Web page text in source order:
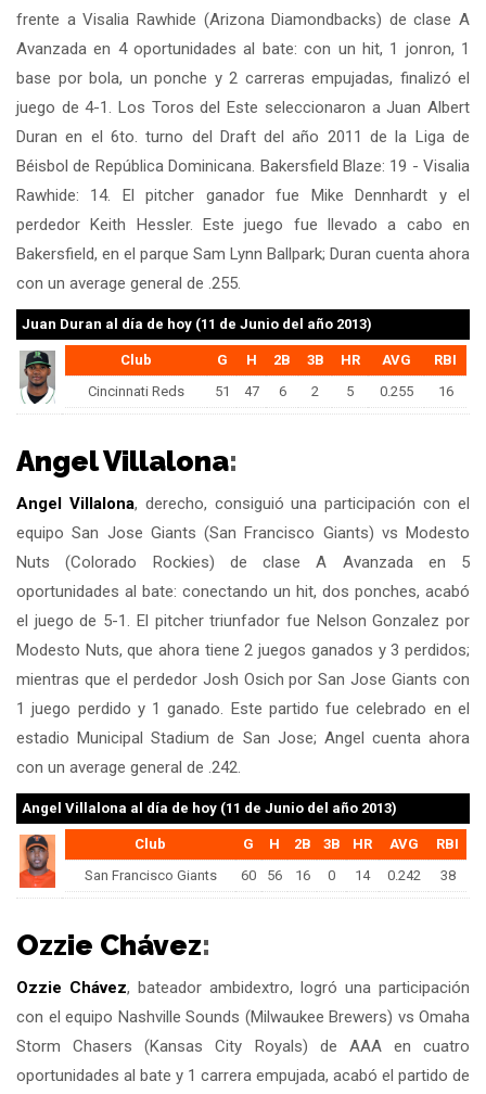
frente a Visalia Rawhide (Arizona Diamondbacks) de clase A
Avanzada en 4 oportunidades al bate: con un hit, 1 jonron, 1
base por bola, un ponche y 2 carreras empujadas, finalizó el
juego de 4-1. Los Toros del Este seleccionaron a Juan Albert
Duran en el 6to. turno del Draft del año 2011 de la Liga de
Béisbol de República Dominicana. Bakersfield Blaze: 19 - Visalia
Rawhide: 14. El pitcher ganador fue Mike Dennhardt y el
perdedor Keith Hessler. Este juego fue llevado a cabo en
Bakersfield, en el parque Sam Lynn Ballpark; Duran cuenta ahora
con un average general de .255.
Juan Duran al día de hoy (11 de Junio del año 2013)
Club G H 2B 3B HR AVG
RBI
Cincinnati Reds
51 47 6 2 5 0.255 16
Angel Villalona:
Angel Villalona, derecho, consiguió una participación con el
equipo San Jose Giants (San Francisco Giants) vs Modesto
Nuts (Colorado Rockies) de clase A Avanzada en 5
oportunidades al bate: conectando un hit, dos ponches, acabó
el juego de 5-1. El pitcher triunfador fue Nelson Gonzalez por
Modesto Nuts, que ahora tiene 2 juegos ganados y 3 perdidos;
mientras que el perdedor Josh Osich por San Jose Giants con
1 juego perdido y 1 ganado. Este partido fue celebrado en el
estadio Municipal Stadium de San Jose; Angel cuenta ahora
con un average general de .242.
Angel Villalona al día de hoy (11 de Junio del año 2013)
Club G H 2B 3B HR AVG
RBI
San Francisco Giants
60 56 16 0 14 0.242 38
Ozzie Chávez:
Ozzie Chávez, bateador ambidextro, logró una participación
con el equipo Nashville Sounds (Milwaukee Brewers) vs Omaha
Storm Chasers (Kansas City Royals) de AAA en cuatro
oportunidades al bate y 1 carrera empujada, acabó el partido de